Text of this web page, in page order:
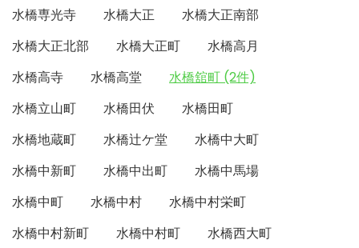
水橋専光寺
水橋大正
水橋大正南部
水橋大正北部
水橋大正町
水橋高月
水橋高寺
水橋高堂
水橋舘町 (2件)
水橋立山町
水橋田伏
水橋田町
水橋地蔵町
水橋辻ケ堂
水橋中大町
水橋中新町
水橋中出町
水橋中馬場
水橋中町
水橋中村
水橋中村栄町
水橋中村新町
水橋中村町
水橋西大町